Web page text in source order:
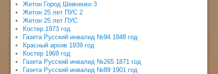
Жетон Город Шевченко 3
Жетон 25 лет ПУС 2
Жетон 25 лет ПУС
Костер 1973 год
Газета Русский инвалид №94 1848 год
Красный архив 1939 год
Костер 1969 год
Газета Русский инвалид №265 1871 год
Газета Русский инвалид №89 1901 год